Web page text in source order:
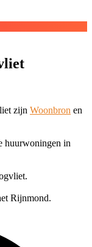
zijn Woonbron en
huurwoningen in
Rijnmond.